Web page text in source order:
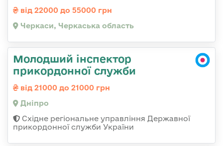
від 22000 до 55000 грн
Черкаси, Черкаська область
Молодший інспектор
прикордонної служби
від 21000 до 21000 грн
Дніпро
Східне регіональне управління Державної
прикордонної служби України